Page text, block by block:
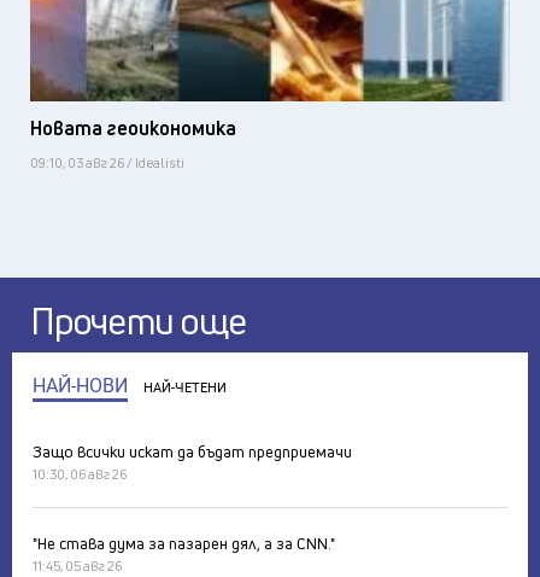
Новата геоикономика
09:10, 03 авг 26 / Idealisti
Прочети още
НАЙ-НОВИ НАЙ-ЧЕТЕНИ
Защо всички искат да бъдат предприемачи
10:30, 06 авг 26
"Не става дума за пазарен дял, а за CNN."
11:45, 05 авг 26